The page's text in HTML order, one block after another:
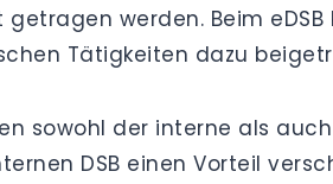
werden. Beim
Tätigkeiten dazu
sowohl der interne als
DSB einen Vorteil